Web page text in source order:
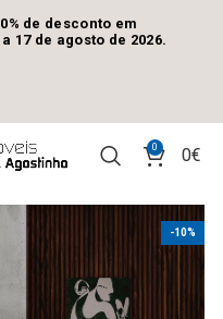
0 0€
-10%
de desconto em
17 de agosto de 2026.